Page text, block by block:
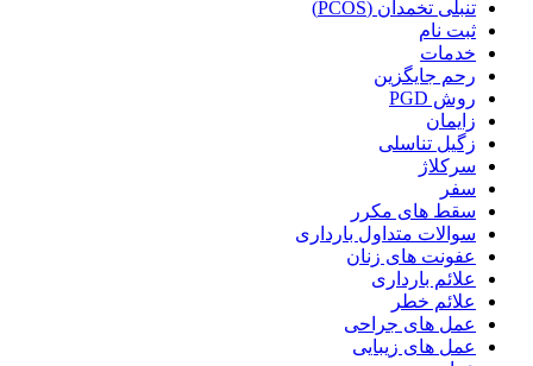
تنبلی تخمدان (PCOS)
ثبت نام
خدمات
رحم جایگزین
روش PGD
زایمان
زگیل تناسلی
سرکلاژ
سفر
سقط های مکرر
سوالات متداول بارداری
عفونت های زنان
علائم بارداری
علائم خطر
عمل های جراحی
عمل های زیبایی